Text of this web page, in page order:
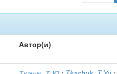
Автор(и)